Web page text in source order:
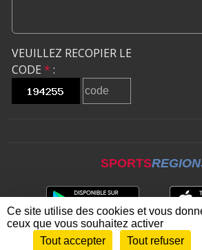
VEUILLEZ RECOPIER LE
CODE * :
SPORTS
Envie de participer ?
Ce site utilise des cookies et vous
ceux que vous souhaitez activer
Tout accepter
Tout refuser